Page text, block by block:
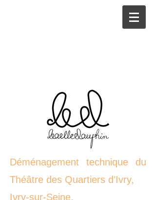
Déménagement technique du
Théâtre des Quartiers d’Ivry,
Ivry-sur-Seine.